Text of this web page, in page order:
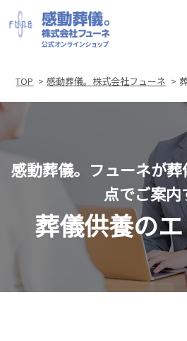
TOP 感動葬儀。株式会社フューネ
感動葬儀。フューネが
点でご案内
葬儀供養の